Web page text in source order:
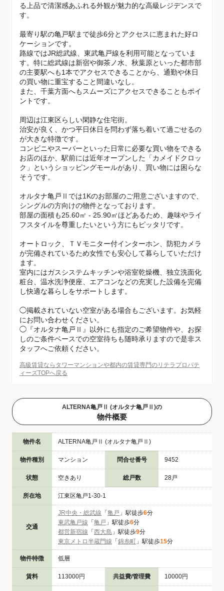
る上品で清潔感あふれる外観が魅力的な高級レジデンスで
す。
最寄り駅の亀戸駅まで徒歩6分とアクセスに恵まれた好ロ
ケーションです。
路線ではJR総武線、東武亀戸線を利用可能となっていま
す。特に総武線は新宿や御茶ノ水、秋葉原といった都市部
の主要駅へも1本でアクセスできることから、通勤や休日
の買い物に重宝すること間違いなし。
また、千葉方面へもスムーズにアクセスできることもポイ
ントです。
周辺は江東区らしい閑静な住宅街。
治安が良く、かつ平日休日を問わず落ち着いて過ごせるの
が大きな特徴です。
コンビニやスーパーといった日常に必要な買い物をできる
お店のほか、駅前には近年オープンした「カメイドクロッ
ク」というショッピングモールがあり、買い物には困らな
そうです。
オルタナ亀戸Ⅱでは1Kのお部屋のご用意ございますので、
シングルの方向けの物件となっております。
部屋の面積も25.60㎡ - 25.90㎡ほどあるため、趣味やライ
フスタイルを尊重したいという方にもピッタリです。
オートロック、ＴＶモニター付インターホン、防犯カメラ
が完備されているため女性でも安心して暮らしていただけ
ます。
室内にはガスシステムキッチンや浴室乾燥機、独立洗面化
粧台、温水洗浄便座、エアコンなどの充実した設備を完備
し快適な暮らしをサポートします。
◯掲載されていない空室がある場合もございます。お気軽
にお問い合わせください。
◯『オルタナ亀戸Ⅱ』以外にも指定のご希望物件や、お探
しのご条件ベースでの空室待ちも随時承りますので是非ス
タッフへご依頼ください。
高級賃貸ならタワーマンションや都内の賃貸専門のリテラプロパテ
ィーズTOPへ戻る
ALTERNA亀戸Ⅱ (オルタナ亀戸Ⅱ)の
物件概要
物件名 ALTERNA亀戸Ⅱ (オルタナ亀戸Ⅱ)
物件種別 マンション 問合せ番号 9452
状態 空きあり 総戸数 28戸
所在地 江東区亀戸1-30-1
交通
JR中央・総武線 「 亀戸 」駅徒歩6分
東武亀戸線 「 亀戸 」駅徒歩6分
都営新宿線 「 西大島 」駅徒歩9分
東京メトロ半蔵門線 「 錦糸町 」駅徒歩15分
物件特徴 低層
賃料 113000円 共益費/管理費 10000円